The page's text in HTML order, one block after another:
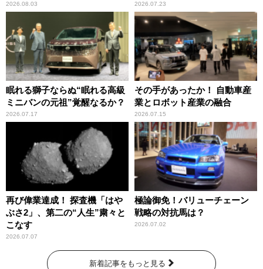
2026.08.03 2026.07.23
眠れる獅子ならぬ“眠れる高級
ミニバンの元祖”覚醒なるか？
2026.07.17
その手があったか！ 自動車産
業とロボット産業の融合
2026.07.15
再び偉業達成！ 探査機「はや
ぶさ2」、第二の“人生”粛々と
こなす
2026.07.07
極論御免！バリューチェーン
戦略の対抗馬は？
2026.07.02
新着記事をもっと見る